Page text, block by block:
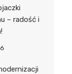
– radość i